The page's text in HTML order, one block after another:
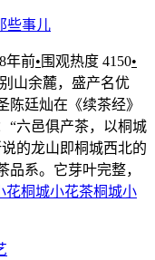
8年前• 围观热度 4150•
余麓，盛产名优
陈廷灿在《续茶经》
“六邑俱产茶，以桐城
的龙山即桐城西北的
系。它芽叶完整，
花桐城小花茶桐城小